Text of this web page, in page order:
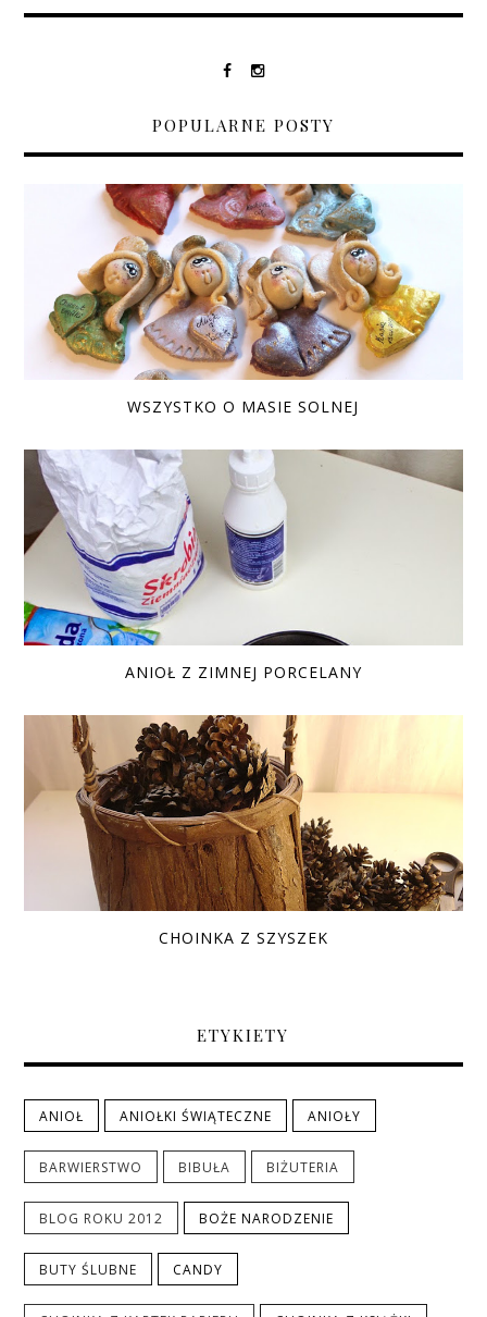
POPULARNE POSTY
WSZYSTKO O MASIE SOLNEJ
ANIOŁ Z ZIMNEJ PORCELANY
CHOINKA Z SZYSZEK
ETYKIETY
ANIOŁ ANIOŁKI ŚWIĄTECZNE ANIOŁY
BARWIERSTWO BIBUŁA BIŻUTERIA
BLOG ROKU 2012 BOŻE NARODZENIE
BUTY ŚLUBNE CANDY